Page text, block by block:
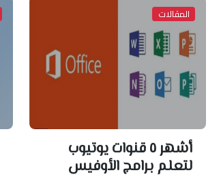
المقالات
أشهر ٥ قنوات يوتيوب
لتعلم برامج الأوفيس